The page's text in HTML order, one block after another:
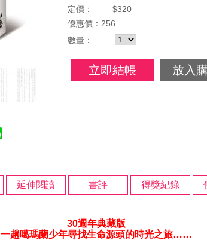
定價：
$320
優惠價： 256
數量：
立即結帳 放入
延伸閱讀 書評 得獎紀錄
30週年典藏版
一趟噶瑪蘭少年尋找生命源頭的時光之旅……